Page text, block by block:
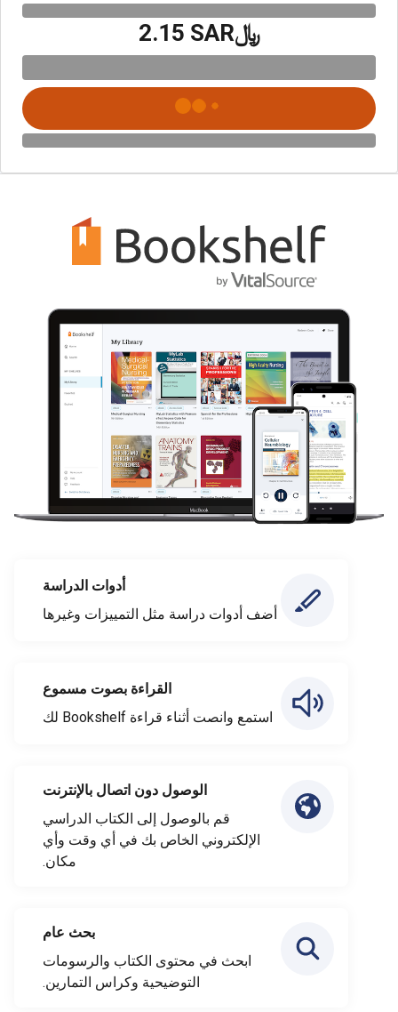
﷼‎2.15 SAR
أدوات الدراسة
أضف أدوات دراسة مثل التمييزات وغيرها
القراءة بصوت مسموع
استمع وانصت أثناء قراءة Bookshelf لك
الوصول دون اتصال بالإنترنت
قم بالوصول إلى الكتاب الدراسي
الإلكتروني الخاص بك في أي وقت وأي
مكان.
بحث عام
ابحث في محتوى الكتاب والرسومات
التوضيحية وكراس التمارين.